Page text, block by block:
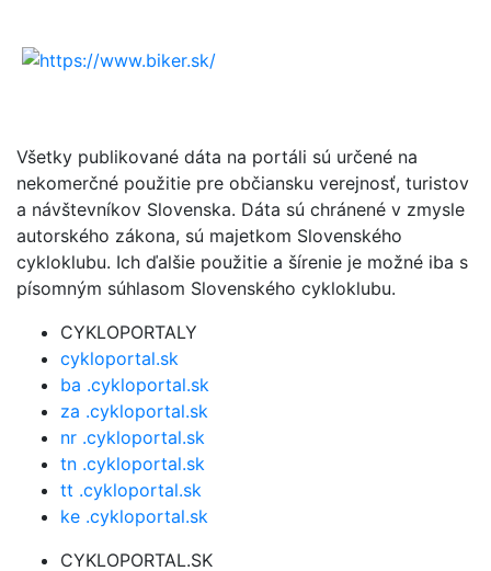
Všetky publikované dáta na portáli sú určené na
nekomerčné použitie pre občiansku verejnosť, turistov
a návštevníkov Slovenska. Dáta sú chránené v zmysle
autorského zákona, sú majetkom Slovenského
cykloklubu. Ich ďalšie použitie a šírenie je možné iba s
písomným súhlasom Slovenského cykloklubu.
CYKLOPORTALY
cykloportal.sk
ba .cykloportal.sk
za .cykloportal.sk
nr .cykloportal.sk
tn .cykloportal.sk
tt .cykloportal.sk
ke .cykloportal.sk
CYKLOPORTAL.SK